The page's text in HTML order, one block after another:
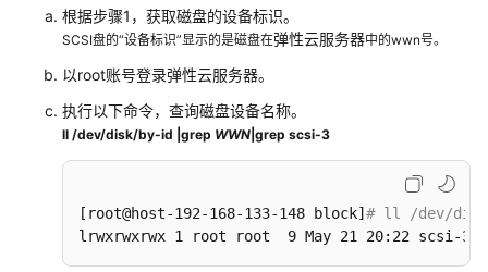
除
FACS
根据步骤1，获取磁盘的设备标识。
SCSI盘的“设备标识”显示的是磁盘在弹性云服务器中的wwn号。
以root账号登录弹性云服务器。
执行以下命令，查询磁盘设备名称。
ll /dev/disk/by-id |grep WWN |grep scsi-3
[root@host-192-168-133-148 block] # ll /dev/disk/
lrwxrwxrwx 1 root root  9 May 21 20:22 scsi-